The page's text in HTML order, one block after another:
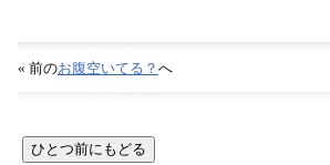
« 前のお腹空いてる？ へ